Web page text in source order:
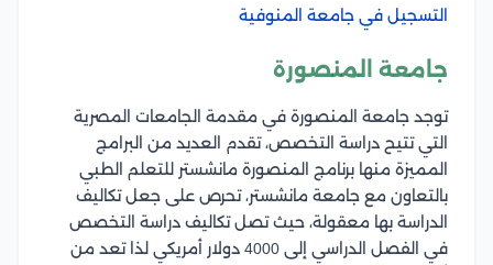
التسجيل في جامعة المنوفية
جامعة المنصورة
توجد جامعة المنصورة في مقدمة الجامعات المصرية
التي تتيح دراسة التخصص، تقدم العديد من البرامج
المميزة منها برنامج المنصورة مانشستر للتعلم الطبي
بالتعاون مع جامعة مانشستر، تحرص على جعل تكاليف
الدراسة بها معقولة، حيث تصل تكاليف دراسة التخصص
في الفصل الدراسي إلى 4000 دولار أمريكي لذا تعد من